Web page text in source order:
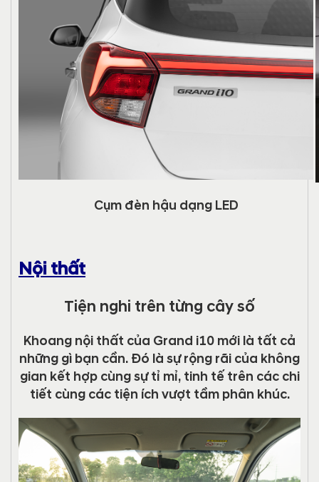
Cụm đèn hậu dạng LED
Nội thất
Tiện nghi trên từng cây số
Khoang nội thất của Grand i10 mới là tất cả
những gì bạn cần. Đó là sự rộng rãi của không
gian kết hợp cùng sự tỉ mỉ, tinh tế trên các chi
tiết cùng các tiện ích vượt tầm phân khúc.